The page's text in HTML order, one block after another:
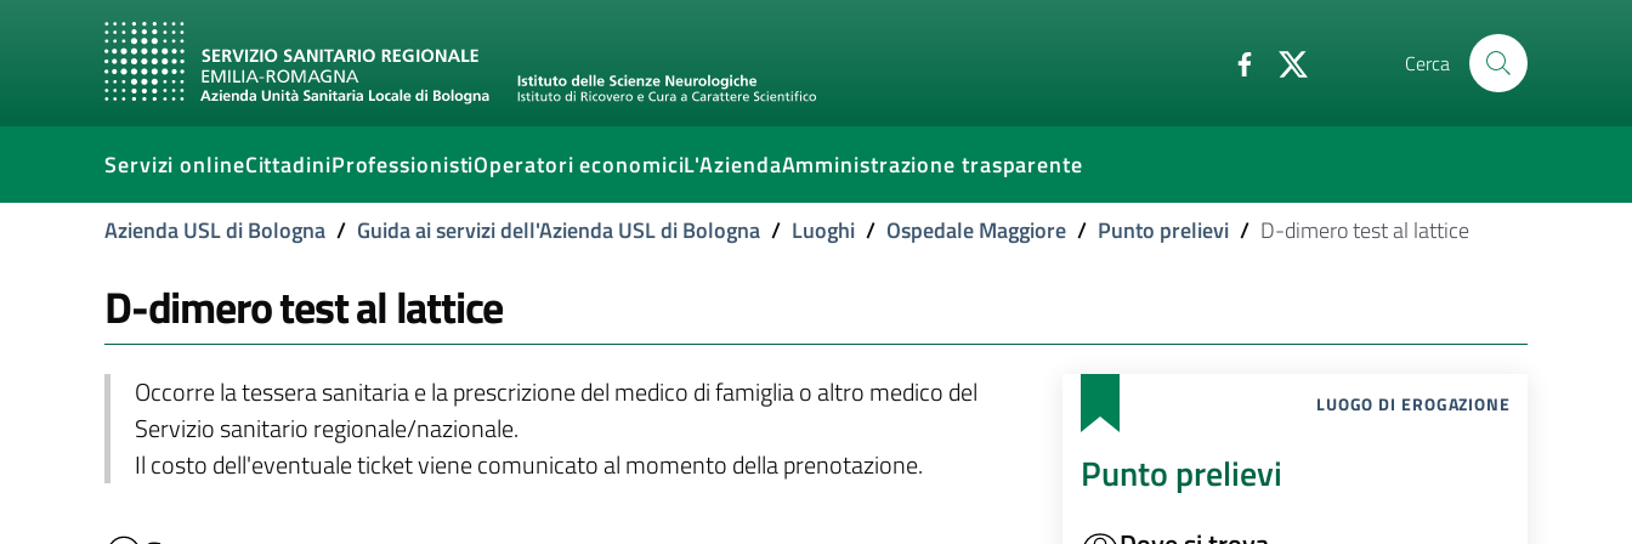
Cerca
Servizi onlineCittadiniProfessionistiOperatori economiciL'AziendaAmministrazione trasparente
Azienda USL di Bologna / Guida ai servizi dell'Azienda USL di Bologna / Luoghi / Ospedale Maggiore / Punto prelievi / D-dimero test al lattice
D-dimero test al lattice
Occorre la tessera sanitaria e la prescrizione del medico di famiglia o altro medico del
Servizio sanitario regionale/nazionale.
Il costo dell'eventuale ticket viene comunicato al momento della prenotazione.
LUOGO DI EROGAZIONE
Punto prelievi